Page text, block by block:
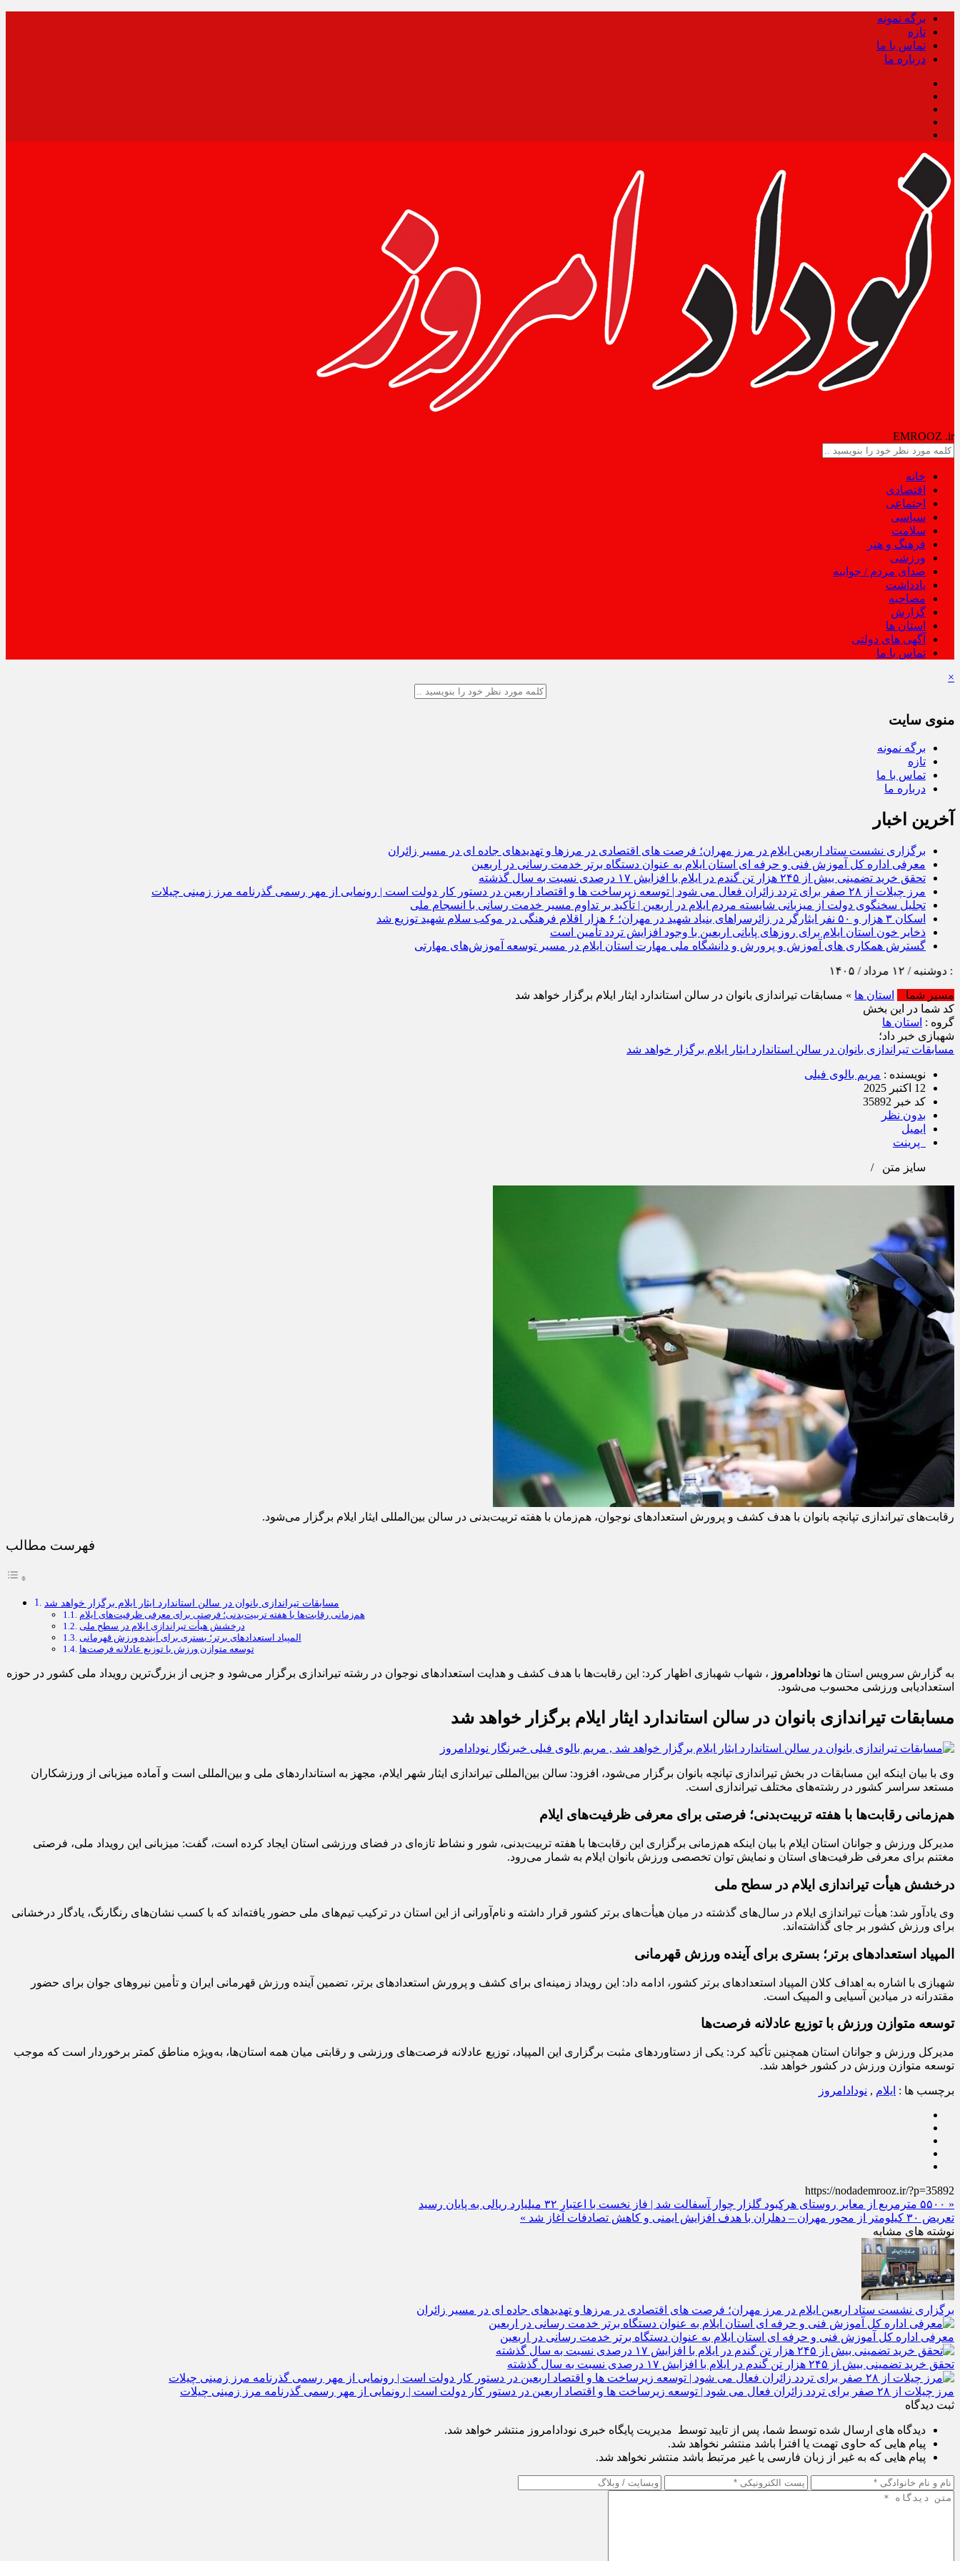
برگه نمونه
تازه
تماس با ما
درباره ما
EMROOZ .ir
خانه
اقتصادی
اجتماعی
سیاسی
سلامت
فرهنگ و هنر
ورزشی
صدای مردم / جوابیه
یادداشت
مصاحبه
گزارش
استان ها
آگهی های دولتی
تماس با ما
×
منوی سایت
برگه نمونه
تازه
تماس با ما
درباره ما
آخرین اخبار
برگزاری نشست ستاد اربعین ایلام در مرز مهران؛ فرصت‌ های اقتصادی در مرزها و تهدیدهای جاده‌ ای در مسیر زائران
معرفی اداره کل آموزش فنی و حرفه‌ ای استان ایلام به‌ عنوان دستگاه برتر خدمت‌ رسانی در اربعین
تحقق خرید تضمینی بیش از ۲۴۵ هزار تن گندم در ایلام با افزایش ۱۷ درصدی نسبت به سال گذشته
مرز چیلات از ۲۸ صفر برای تردد زائران فعال می‌ شود | توسعه زیرساخت‌ ها و اقتصاد اربعین در دستور کار دولت است | رونمایی از مهر رسمی گذرنامه مرز زمینی چیلات
تجلیل سخنگوی دولت از میزبانی شایسته مردم ایلام در اربعین | تأکید بر تداوم مسیر خدمت‌ رسانی با انسجام ملی
اسکان ۳ هزار و ۵۰ نفر ایثارگر در زائرسراهای بنیاد شهید در مهران؛ ۶ هزار اقلام فرهنگی در موکب سلام شهید توزیع شد
ذخایر خون استان ایلام برای روزهای پایانی اربعین با وجود افزایش تردد تأمین است
گسترش همکاری‌ های آموزش و پرورش و دانشگاه ملی مهارت استان ایلام در مسیر توسعه آموزش‌های مهارتی
/ ۱۴۰۵
مسیر شما
استان ها » مسابقات تیراندازی بانوان در سالن استاندارد ایثار ایلام برگزار خواهد شد
کد شما در این بخش
گروه : استان ها
شهبازی خبر داد؛
مسابقات تیراندازی بانوان در سالن استاندارد ایثار ایلام برگزار خواهد شد
نویسنده : مریم بالوی فیلی
12 اکتبر 2025
کد خبر 35892
بدون نظر
ایمیل
پرینت
سایز متن /
رقابت‌های تیراندازی تپانچه بانوان با هدف کشف و پرورش استعدادهای نوجوان، هم‌زمان با هفته تربیت‌بدنی در سالن بین‌المللی ایثار ایلام برگزار می‌شود.
فهرست مطالب
مسابقات تیراندازی بانوان در سالن استاندارد ایثار ایلام برگزار خواهد شد
هم‌زمانی رقابت‌ها با هفته تربیت‌بدنی؛ فرصتی برای معرفی ظرفیت‌های ایلام
درخشش هیأت تیراندازی ایلام در سطح ملی
المپیاد استعدادهای برتر؛ بستری برای آینده ورزش قهرمانی
توسعه متوازن ورزش با توزیع عادلانه فرصت‌ها
به گزارش سرویس استان ها نودادامروز ، شهاب شهبازی اظهار کرد: این رقابت‌ها با هدف کشف و هدایت استعدادهای نوجوان در رشته تیراندازی برگزار می‌شود و جزیی از بزرگ‌ترین رویداد ملی کشور در حوزه
استعدادیابی ورزشی محسوب می‌شود.
مسابقات تیراندازی بانوان در سالن استاندارد ایثار ایلام برگزار خواهد شد
وی با بیان اینکه این مسابقات در بخش تیراندازی تپانچه بانوان برگزار می‌شود، افزود: سالن بین‌المللی تیراندازی ایثار شهر ایلام، مجهز به استانداردهای ملی و بین‌المللی است و آماده میزبانی از ورزشکاران
مستعد سراسر کشور در رشته‌های مختلف تیراندازی است.
هم‌زمانی رقابت‌ها با هفته تربیت‌بدنی؛ فرصتی برای معرفی ظرفیت‌های ایلام
مدیرکل ورزش و جوانان استان ایلام با بیان اینکه هم‌زمانی برگزاری این رقابت‌ها با هفته تربیت‌بدنی، شور و نشاط تازه‌ای در فضای ورزشی استان ایجاد کرده است، گفت: میزبانی این رویداد ملی، فرصتی
مغتنم برای معرفی ظرفیت‌های استان و نمایش توان تخصصی ورزش بانوان ایلام به شمار می‌رود.
درخشش هیأت تیراندازی ایلام در سطح ملی
وی یادآور شد: هیأت تیراندازی ایلام در سال‌های گذشته در میان هیأت‌های برتر کشور قرار داشته و نام‌آورانی از این استان در ترکیب تیم‌های ملی حضور یافته‌اند که با کسب نشان‌های رنگارنگ، یادگار درخشانی
برای ورزش کشور بر جای گذاشته‌اند.
المپیاد استعدادهای برتر؛ بستری برای آینده ورزش قهرمانی
شهبازی با اشاره به اهداف کلان المپیاد استعدادهای برتر کشور، ادامه داد: این رویداد زمینه‌ای برای کشف و پرورش استعدادهای برتر، تضمین آینده ورزش قهرمانی ایران و تأمین نیروهای جوان برای حضور
مقتدرانه در میادین آسیایی و المپیک است.
توسعه متوازن ورزش با توزیع عادلانه فرصت‌ها
مدیرکل ورزش و جوانان استان همچنین تأکید کرد: یکی از دستاوردهای مثبت برگزاری این المپیاد، توزیع عادلانه فرصت‌های ورزشی و رقابتی میان همه استان‌ها، به‌ویژه مناطق کمتر برخوردار است که موجب
توسعه متوازن ورزش در کشور خواهد شد.
برچسب ها : ایلام , نودادامروز
https://nodademrooz.ir/?p=35892
« ۵۵۰۰ مترمربع از معابر روستای هرکبود گلزار چوار آسفالت شد | فاز نخست با اعتبار ۳۲ میلیارد ریالی به پایان رسید
تعریض ۳۰ کیلومتر از محور مهران – دهلران با هدف افزایش ایمنی و کاهش تصادفات آغاز شد »
نوشته های مشابه
برگزاری نشست ستاد اربعین ایلام در مرز مهران؛ فرصت‌ های اقتصادی در مرزها و تهدیدهای جاده‌ ای در مسیر زائران
معرفی اداره کل آموزش فنی و حرفه‌ ای استان ایلام به‌ عنوان دستگاه برتر خدمت‌ رسانی در اربعین
تحقق خرید تضمینی بیش از ۲۴۵ هزار تن گندم در ایلام با افزایش ۱۷ درصدی نسبت به سال گذشته
مرز چیلات از ۲۸ صفر برای تردد زائران فعال می‌ شود | توسعه زیرساخت‌ ها و اقتصاد اربعین در دستور کار دولت است | رونمایی از مهر رسمی گذرنامه مرز زمینی چیلات
ثبت دیدگاه
دیدگاه های ارسال شده توسط شما، پس از تایید توسط مدیریت پایگاه خبری نودادامروز منتشر خواهد شد.
پیام هایی که حاوی تهمت یا افترا باشد منتشر نخواهد شد.
پیام هایی که به غیر از زبان فارسی یا غیر مرتبط باشد منتشر نخواهد شد.